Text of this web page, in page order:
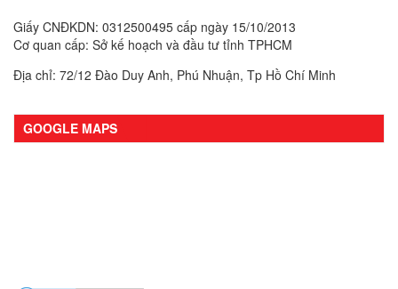
Giấy CNĐKDN: 0312500495 cấp ngày 15/10/2013
Cơ quan cấp: Sở kế hoạch và đầu tư tỉnh TPHCM
Địa chỉ: 72/12 Đào Duy Anh, Phú Nhuận, Tp Hồ Chí Minh
GOOGLE MAPS